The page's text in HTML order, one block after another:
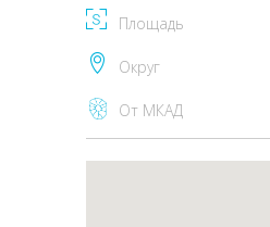
Площадь
Округ
От МКАД